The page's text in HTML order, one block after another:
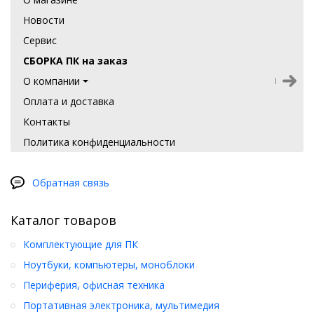
Новости
Сервис
СБОРКА ПК на заказ
О компании
Оплата и доставка
Контакты
Политика конфиденциальности
Обратная связь
Каталог товаров
Комплектующие для ПК
Ноутбуки, компьютеры, моноблоки
Периферия, офисная техника
Портативная электроника, мультимедия